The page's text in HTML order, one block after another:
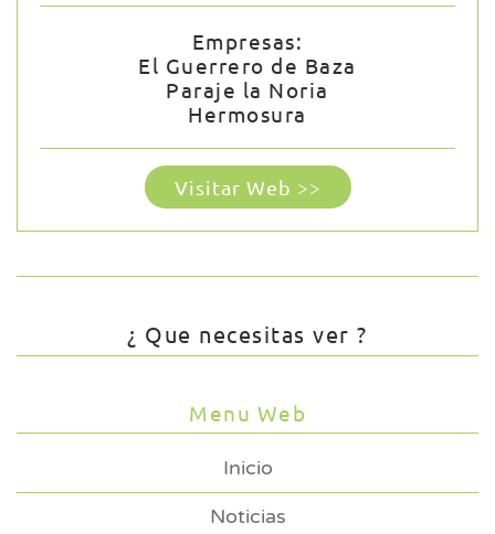
Empresas:
El Guerrero de Baza
Paraje la Noria
Hermosura
Visitar Web >>
¿ Que necesitas ver ?
Menu Web
Inicio
Noticias